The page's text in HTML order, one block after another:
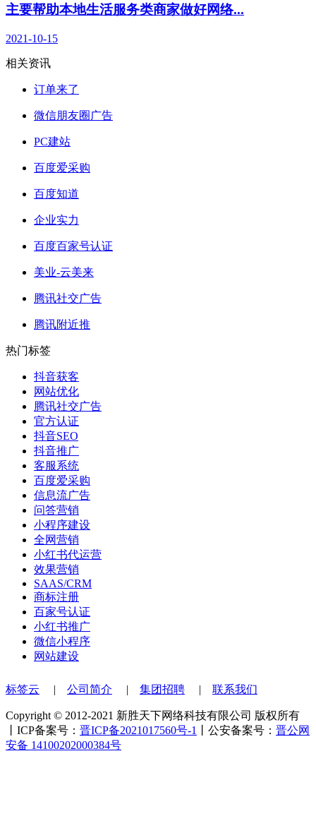
主要帮助本地生活服务类商家做好网络...
2021-10-15
相关资讯
订单来了
微信朋友圈广告
PC建站
百度爱采购
百度知道
企业实力
百度百家号认证
美业-云美来
腾讯社交广告
腾讯附近推
热门标签
抖音获客
网站优化
腾讯社交广告
官方认证
抖音SEO
抖音推广
客服系统
百度爱采购
信息流广告
问答营销
小程序建设
全网营销
小红书代运营
效果营销
SAAS/CRM
商标注册
百家号认证
小红书推广
微信小程序
网站建设
标签云 | 公司简介 | 集团招聘 | 联系我们
Copyright © 2012-2021 新胜天下网络科技有限公司 版权所有
丨ICP备案号： 晋ICP备2021017560号-1 丨公安备案号： 晋公网
安备 14100202000384号